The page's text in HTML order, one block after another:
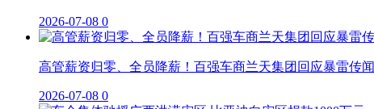
2026-07-08 0
高管薪资归零、全员降薪！百强车商兰天集团回应暴雷传闻
2026-07-08 0